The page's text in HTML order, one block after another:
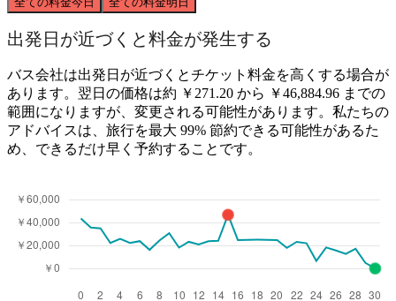
出発日が近づくと料金が発生する
バス会社は出発日が近づくとチケット料金を高くする場合が
あります。翌日の価格は約 ￥271.20 から ￥46,884.96 までの
範囲になりますが、変更される可能性があります。私たちの
アドバイスは、旅行を最大 99% 節約できる可能性があるた
め、できるだけ早く予約することです。